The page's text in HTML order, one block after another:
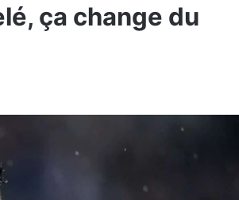
ça change du